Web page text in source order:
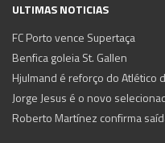
ULTIMAS NOTICIAS
FC Porto vence Supertaça
Benfica goleia St. Gallen
Hjulmand é reforço do Atlético
Jorge Jesus é o novo
Roberto Martínez confirma